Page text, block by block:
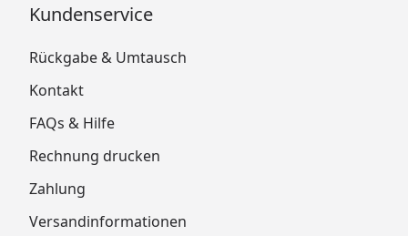
Kundenservice
Rückgabe & Umtausch
Kontakt
FAQs & Hilfe
Rechnung drucken
Zahlung
Versandinformationen